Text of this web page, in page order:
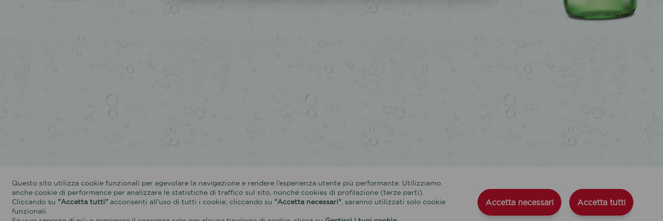
Questo sito utilizza cookie funzionali per agevolare la navigazione e rendere l’esperienza utente più performante. Utilizziamo
anche cookie di performance per analizzare le statistiche di traffico sul sito, nonché cookies di profilazione (terze parti).
Cliccando su "Accetta tutti" acconsenti all’uso di tutti i cookie; cliccando su "Accetta necessari", saranno utilizzati solo cookie
funzionali.
Accetta necessari Accetta tutti